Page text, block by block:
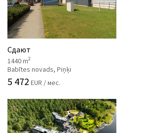
Сдают
1440 m2
Babītes novads, Piņķi
5 472 EUR / мес.